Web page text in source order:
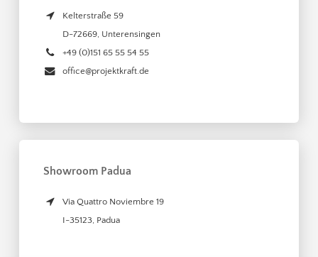
Kelterstraße 59
D-72669, Unterensingen
+49 (0)151 65 55 54 55
office@projektkraft.de
Showroom Padua
Via Quattro Noviembre 19
I-35123, Padua